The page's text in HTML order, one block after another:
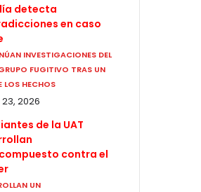
detecta
en caso
INVESTIGACIONES DEL
FUGITIVO TRAS UN
LOS HECHOS
2026
de la UAT
contra el
UN